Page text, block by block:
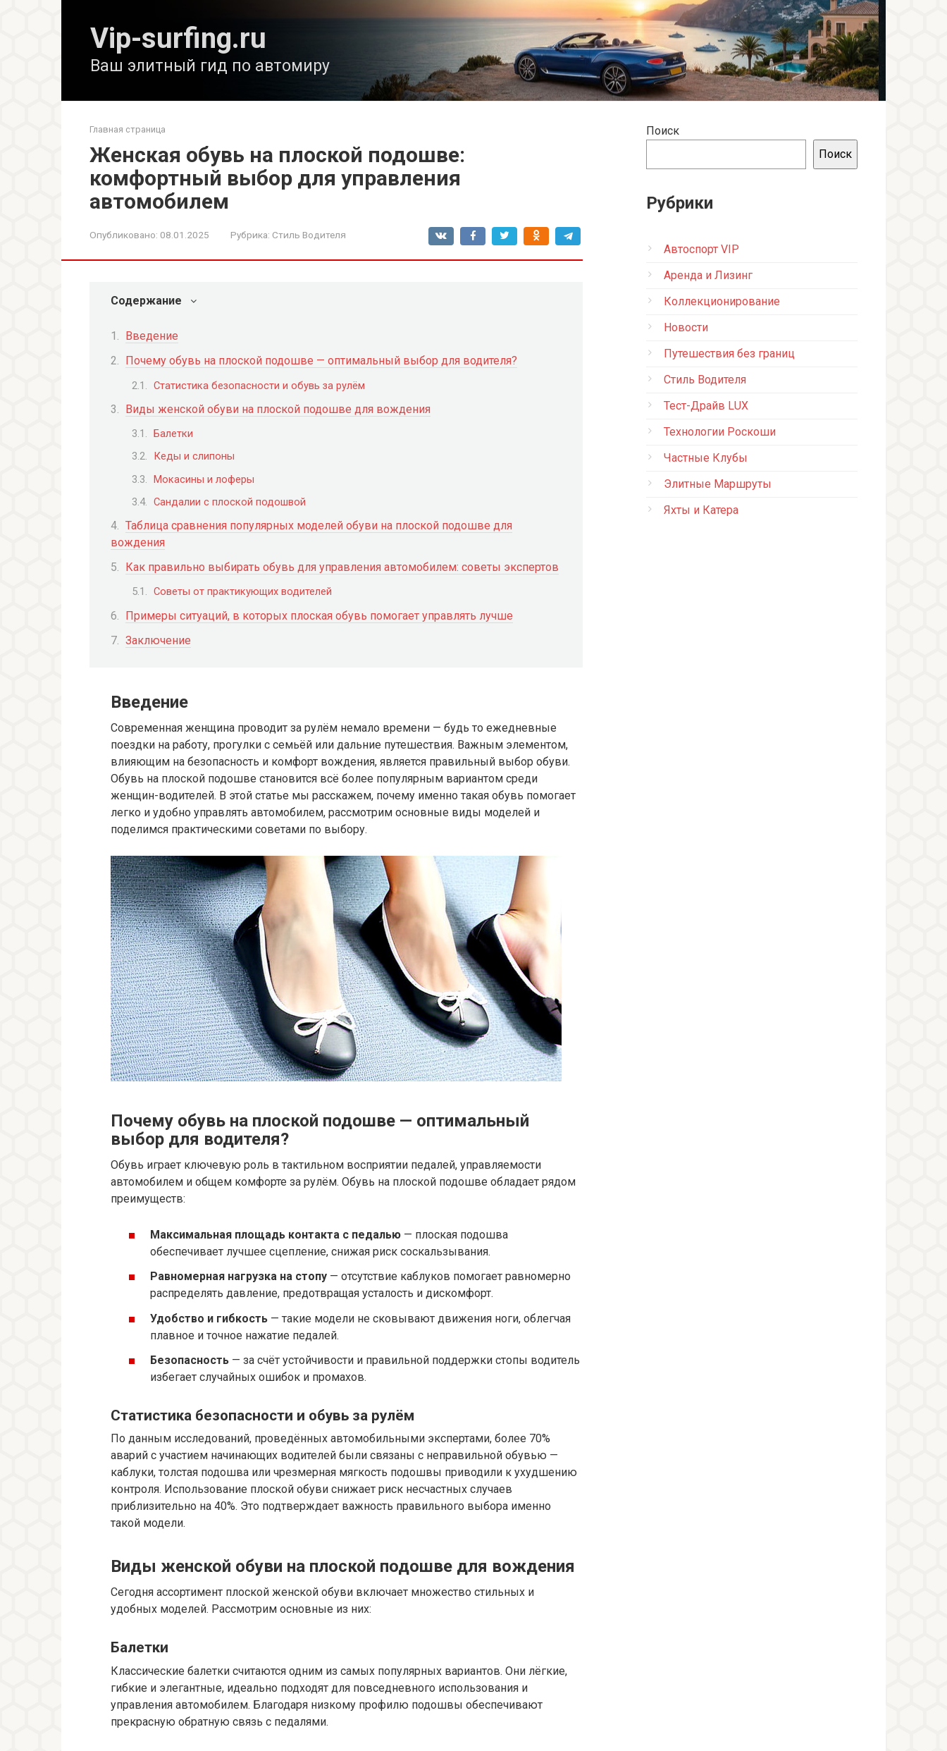
Vip-surfing.ru
Ваш элитный гид по автомиру
Главная страница
Женская обувь на плоской подошве:
комфортный выбор для управления
автомобилем
Опубликовано: 08.01.2025 Рубрика: Стиль Водителя
Содержание
Введение
Почему обувь на плоской подошве — оптимальный выбор для водителя?
Статистика безопасности и обувь за рулём
Виды женской обуви на плоской подошве для вождения
Балетки
Кеды и слипоны
Мокасины и лоферы
Сандалии с плоской подошвой
Таблица сравнения популярных моделей обуви на плоской подошве для
вождения
Как правильно выбирать обувь для управления автомобилем: советы экспертов
Советы от практикующих водителей
Примеры ситуаций, в которых плоская обувь помогает управлять лучше
Заключение
Введение
Современная женщина проводит за рулём немало времени — будь то ежедневные
поездки на работу, прогулки с семьёй или дальние путешествия. Важным элементом,
влияющим на безопасность и комфорт вождения, является правильный выбор обуви.
Обувь на плоской подошве становится всё более популярным вариантом среди
женщин-водителей. В этой статье мы расскажем, почему именно такая обувь помогает
легко и удобно управлять автомобилем, рассмотрим основные виды моделей и
поделимся практическими советами по выбору.
Почему обувь на плоской подошве — оптимальный
выбор для водителя?
Обувь играет ключевую роль в тактильном восприятии педалей, управляемости
автомобилем и общем комфорте за рулём. Обувь на плоской подошве обладает рядом
преимуществ:
Максимальная площадь контакта с педалью — плоская подошва
обеспечивает лучшее сцепление, снижая риск соскальзывания.
Равномерная нагрузка на стопу — отсутствие каблуков помогает равномерно
распределять давление, предотвращая усталость и дискомфорт.
Удобство и гибкость — такие модели не сковывают движения ноги, облегчая
плавное и точное нажатие педалей.
Безопасность — за счёт устойчивости и правильной поддержки стопы водитель
избегает случайных ошибок и промахов.
Статистика безопасности и обувь за рулём
По данным исследований, проведённых автомобильными экспертами, более 70%
аварий с участием начинающих водителей были связаны с неправильной обувью —
каблуки, толстая подошва или чрезмерная мягкость подошвы приводили к ухудшению
контроля. Использование плоской обуви снижает риск несчастных случаев
приблизительно на 40%. Это подтверждает важность правильного выбора именно
такой модели.
Виды женской обуви на плоской подошве для вождения
Сегодня ассортимент плоской женской обуви включает множество стильных и
удобных моделей. Рассмотрим основные из них:
Балетки
Классические балетки считаются одним из самых популярных вариантов. Они лёгкие,
гибкие и элегантные, идеально подходят для повседневного использования и
управления автомобилем. Благодаря низкому профилю подошвы обеспечивают
прекрасную обратную связь с педалями.
Поиск
Поиск
Рубрики
Автоспорт VIP
Аренда и Лизинг
Коллекционирование
Новости
Путешествия без границ
Стиль Водителя
Тест-Драйв LUX
Технологии Роскоши
Частные Клубы
Элитные Маршруты
Яхты и Катера